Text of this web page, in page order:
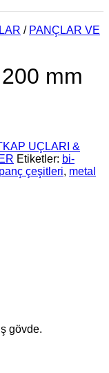
/ PANÇLAR VE
mm
UÇLARI &
Etiketler: bi-
çeşitleri, metal
gövde.